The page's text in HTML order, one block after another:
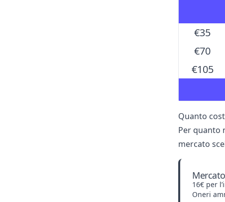
€35
€70
€105
Quanto
Per quanto
mercato
16€ per
Oneri